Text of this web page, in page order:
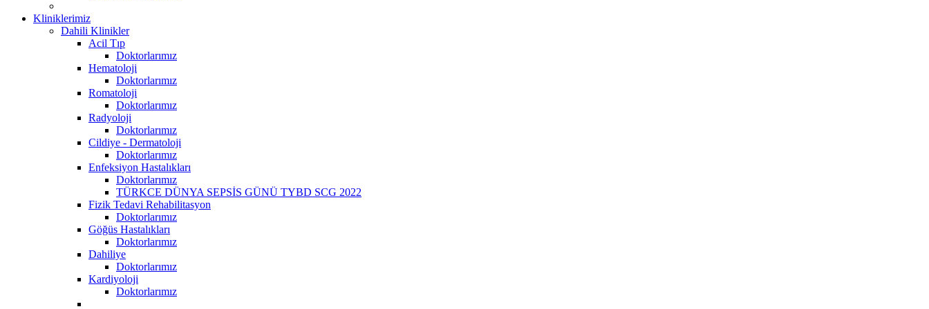
Kliniklerimiz
Dahili Klinikler
Acil Tıp
Doktorlarımız
Hematoloji
Doktorlarımız
Romatoloji
Doktorlarımız
Radyoloji
Doktorlarımız
Cildiye - Dermatoloji
Doktorlarımız
Enfeksiyon Hastalıkları
Doktorlarımız
TÜRKCE DÜNYA SEPSİS GÜNÜ TYBD SCG 2022
Fizik Tedavi Rehabilitasyon
Doktorlarımız
Göğüs Hastalıkları
Doktorlarımız
Dahiliye
Doktorlarımız
Kardiyoloji
Doktorlarımız